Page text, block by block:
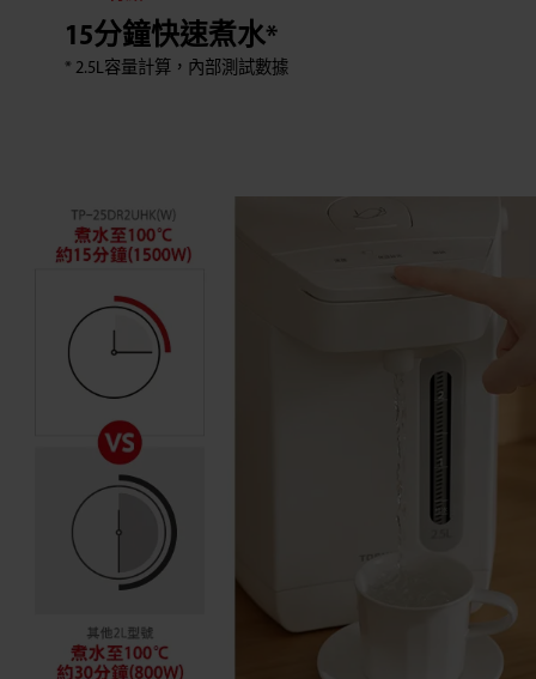
15分鐘快速煮水*
* 2.5L容量計算，內部測試數據